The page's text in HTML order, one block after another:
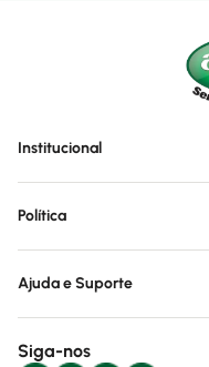
Institucional
Política
Ajuda e Suporte
Siga-nos